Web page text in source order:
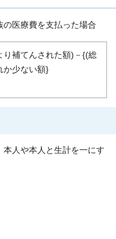
の医療費を支払った場合
り補てんされた額)－{(総
か少ない額}
本人や本人と生計を一にす